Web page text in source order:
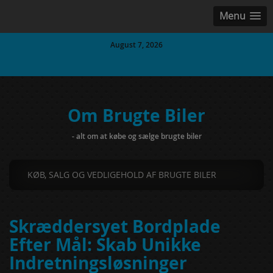
Menu
August 7, 2026
Om Brugte Biler
- alt om at købe og sælge brugte biler
KØB, SALG OG VEDLIGEHOLD AF BRUGTE BILER
Skræddersyet Bordplade
Efter Mål: Skab Unikke
Indretningsløsninger